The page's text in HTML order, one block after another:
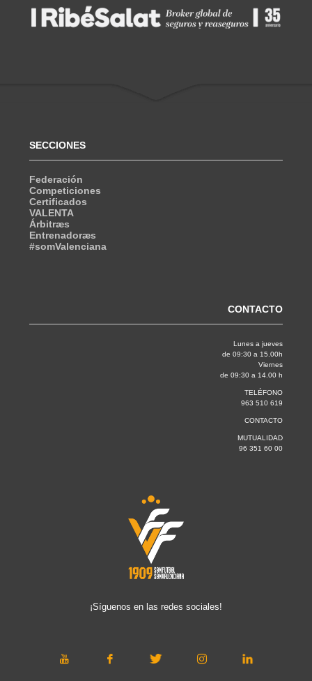
SECCIONES
Federación
Competiciones
Certificados
VALENTA
Árbitræs
Entrenadoræs
#somValenciana
CONTACTO
Lunes a jueves
de 09:30 a 15.00h
Viernes
de 09:30 a 14.00 h
TELÉFONO
963 510 619
CONTACTO
MUTUALIDAD
96 351 60 00
¡Síguenos en las redes sociales!